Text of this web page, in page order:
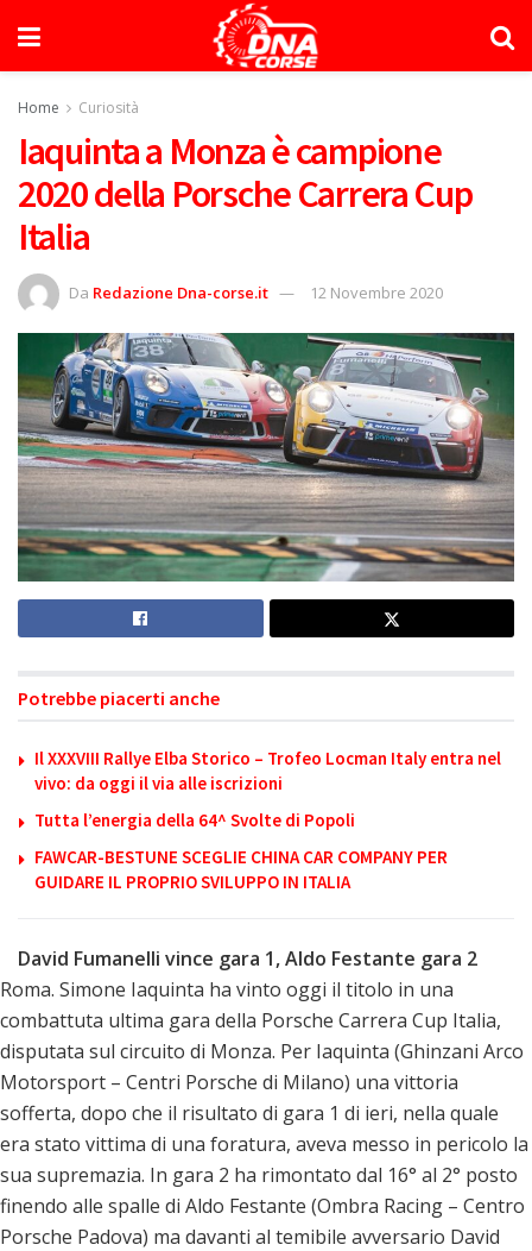
Home Curiosità
Iaquinta a Monza è campione
2020 della Porsche Carrera Cup
Italia
Da Redazione Dna-corse.it 12 Novembre 2020
Potrebbe piacerti anche
Il XXXVIII Rallye Elba Storico – Trofeo Locman Italy entra nel
vivo: da oggi il via alle iscrizioni
Tutta l’energia della 64^ Svolte di Popoli
FAWCAR-BESTUNE SCEGLIE CHINA CAR COMPANY PER
GUIDARE IL PROPRIO SVILUPPO IN ITALIA
David Fumanelli vince gara 1, Aldo Festante gara 2
Roma. Simone Iaquinta ha vinto oggi il titolo in una
combattuta ultima gara della Porsche Carrera Cup Italia,
disputata sul circuito di Monza. Per Iaquinta (Ghinzani Arco
Motorsport – Centri Porsche di Milano) una vittoria
sofferta, dopo che il risultato di gara 1 di ieri, nella quale
era stato vittima di una foratura, aveva messo in pericolo la
sua supremazia. In gara 2 ha rimontato dal 16° al 2° posto
finendo alle spalle di Aldo Festante (Ombra Racing – Centro
Porsche Padova) ma davanti al temibile avversario David